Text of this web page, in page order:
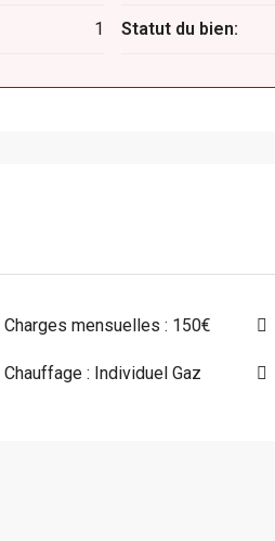
1 Statut du bien:
Charges mensuelles : 150€
Chauffage : Individuel Gaz